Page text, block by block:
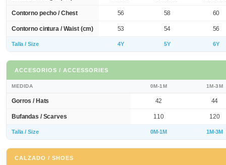
Contorno pecho / Chest 56 58 60
Contorno cintura / Waist (cm) 53 54 56
Talla / Size 4Y 5Y 6Y
ACCESORIOS / ACCESSORIES
MEDIDA 0M-1M 1M-3M
Gorros / Hats 42 44
Bufandas / Scarves 110 120
Talla / Size 0M-1M 1M-3M
CALZADO / SHOES